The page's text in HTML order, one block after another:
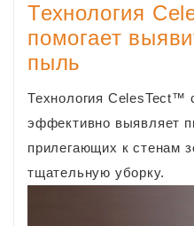
Технология
помогает
пыль
Технология CelesTect™
эффективно выявляет
прилегающих к стенам
тщательную уборку.